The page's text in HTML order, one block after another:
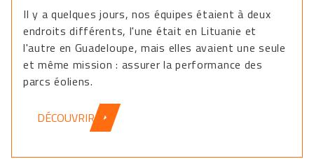
Il y a quelques jours, nos équipes étaient à deux
endroits différents, l'une était en Lituanie et
l'autre en Guadeloupe, mais elles avaient une seule
et même mission : assurer la performance des
parcs éoliens.
DÉCOUVRIR